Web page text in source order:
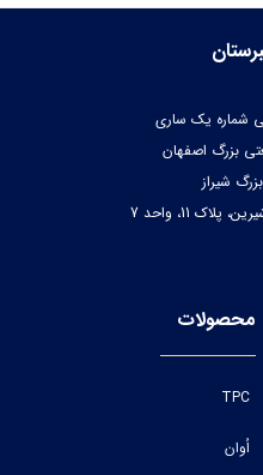
شماره یک ساری
بزرگ اصفهان
شیراز
11، واحد 7
محصولات
TPC
اُوان